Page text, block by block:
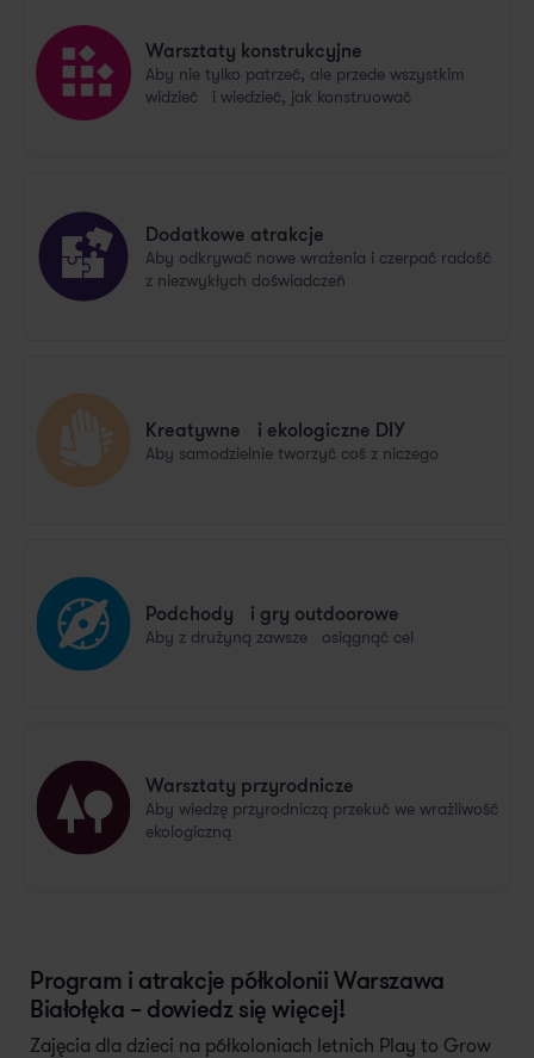
Warsztaty konstrukcyjne
Aby nie tylko patrzeć, ale przede wszystkim
widzieć i wiedzieć, jak konstruować
Dodatkowe atrakcje
Aby odkrywać nowe wrażenia i czerpać radość
z niezwykłych doświadczeń
Kreatywne i ekologiczne DIY
Aby samodzielnie tworzyć coś z niczego
Podchody i gry outdoorowe
Aby z drużyną zawsze osiągnąć cel
Warsztaty przyrodnicze
Aby wiedzę przyrodniczą przekuć we wrażliwość
ekologiczną
Program i atrakcje półkolonii Warszawa
Białołęka – dowiedz się więcej!
Zajęcia dla dzieci na półkoloniach letnich Play to Grow